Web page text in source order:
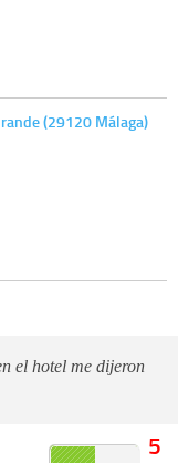
(29120 Málaga)
el hotel me dijeron
5